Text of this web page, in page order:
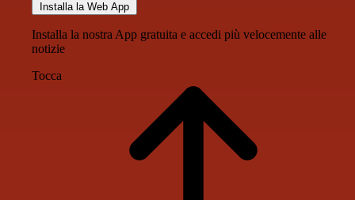
Installa la Web App
Installa la nostra App gratuita e accedi più velocemente alle
notizie
Tocca